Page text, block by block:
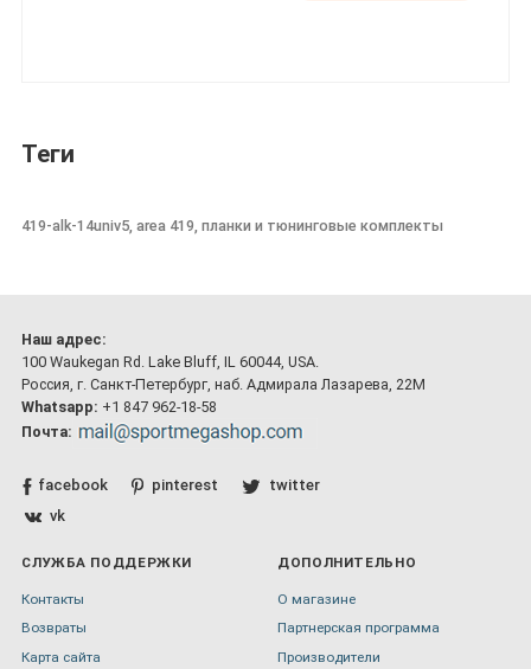
Теги
419-alk-14univ5, area 419, планки и тюнинговые комплекты
Наш адрес:
100 Waukegan Rd. Lake Bluff, IL 60044, USA.
Россия, г. Санкт-Петербург, наб. Адмирала Лазарева, 22М
Whatsapp: +1 847 962-18-58
Почта:
facebook pinterest
twitter
vk
СЛУЖБА ПОДДЕРЖКИ
Контакты
Возвраты
Карта сайта
ДОПОЛНИТЕЛЬНО
О магазине
Партнерская программа
Производители